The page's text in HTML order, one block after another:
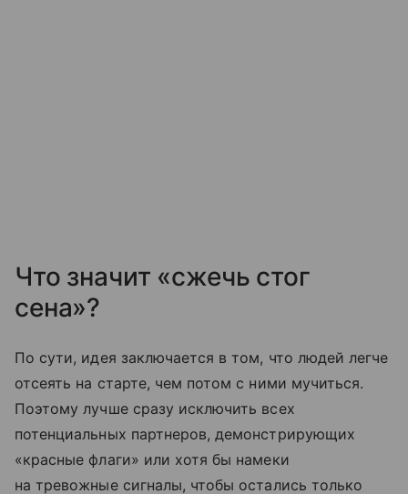
Что значит «сжечь стог
сена»?
По сути, идея заключается в том, что людей легче
отсеять на старте, чем потом с ними мучиться.
Поэтому лучше сразу исключить всех
потенциальных партнеров, демонстрирующих
«красные флаги» или хотя бы намеки
на тревожные сигналы, чтобы остались только